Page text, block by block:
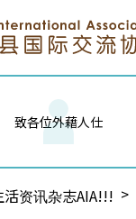
致各位外藉人仕
活资讯杂志AIA!!!